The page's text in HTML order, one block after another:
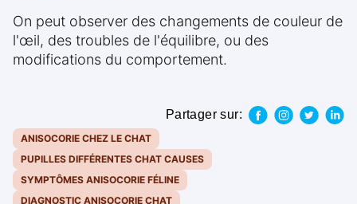
On peut observer des changements de couleur de
l'œil, des troubles de l'équilibre, ou des
modifications du comportement.
Partager sur:
ANISOCORIE CHEZ LE CHAT
PUPILLES DIFFÉRENTES CHAT CAUSES
SYMPTÔMES ANISOCORIE FÉLINE
DIAGNOSTIC ANISOCORIE CHAT